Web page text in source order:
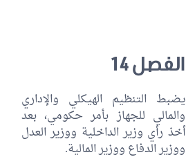
الفصل 14
يضبط التنظيم الهيكلي والإداري
والمالي للجهاز بأمر حكومي، بعد
أخذ رأي وزير الداخلية ووزير العدل
ووزير الدفاع ووزير المالية.